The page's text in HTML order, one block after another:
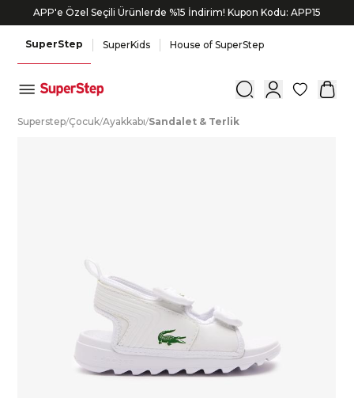
APP'e Özel Seçili Ürünlerde %15 İndirim! Kupon Kodu: APP15
SuperStep SuperKids House of SuperStep
0
Superstep/Çocuk/Ayakkabı/Sandalet & Terlik